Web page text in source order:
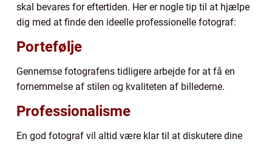
skal bevares for eftertiden. Her er nogle tip til at hjælpe
dig med at finde den ideelle professionelle fotograf:
Portefølje
Gennemse fotografens tidligere arbejde for at få en
fornemmelse af stilen og kvaliteten af billederne.
Professionalisme
En god fotograf vil altid være klar til at diskutere dine